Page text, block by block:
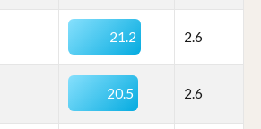
21.2 2.6
20.5 2.6